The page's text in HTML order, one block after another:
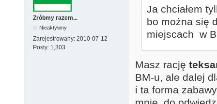
Zróbmy razem...
Nieaktywny
Zarejestrowany: 2010-07-12
Posty: 1,303
Ja chciałem
bo można się
miejscach w
Masz rację
BM-u, ale dalej
i ta forma